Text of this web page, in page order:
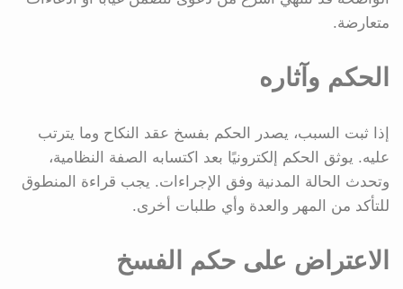
متعارضة.
الحكم وآثاره
إذا ثبت السبب، يصدر الحكم بفسخ عقد النكاح وما يترتب
عليه. يوثق الحكم إلكترونيًا بعد اكتسابه الصفة النظامية،
وتحدث الحالة المدنية وفق الإجراءات. يجب قراءة المنطوق
للتأكد من المهر والعدة وأي طلبات أخرى.
الاعتراض على حكم الفسخ